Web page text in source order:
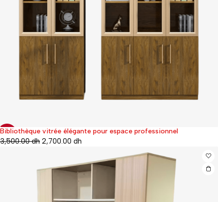
Bibliothèque vitrée élégante pour espace professionnel
3,500.00dh 2,700.00 dh